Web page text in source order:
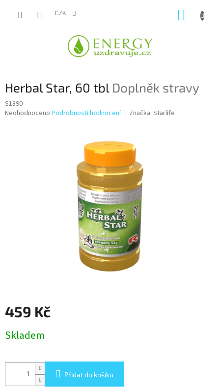
CZK
Herbal Star, 60 tbl Doplněk stravy
S1890
Průměrné
Neohodnoceno Podrobnosti hodnocení Značka: Starlife
459 Kč
cena:
Skladem
Přidat do košíku